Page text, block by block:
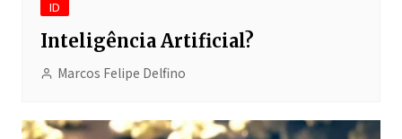
ID
Inteligência Artificial?
Marcos Felipe Delfino